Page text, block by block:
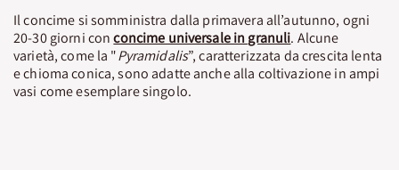
Il concime si somministra dalla primavera all’autunno, ogni
20-30 giorni conconcime universale in granuli. Alcune
varietà, come la "Pyramidalis”, caratterizzata da crescita lenta
e chioma conica, sono adatte anche alla coltivazione in ampi
vasi come esemplare singolo.